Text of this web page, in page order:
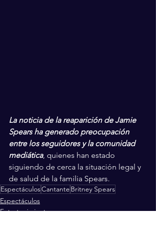
La noticia de la reaparición de Jamie
Spears ha generado preocupación
entre los seguidores y la comunidad
mediática, quienes han estado
siguiendo de cerca la situación legal y
de salud de la familia Spears.
EspectáculosCantante Britney Spears
Espectáculos
Entretenimiento